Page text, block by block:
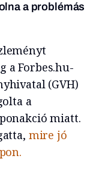
a problémás
a Forbes.hu-
(GVH)
a
miatt.
mire jó